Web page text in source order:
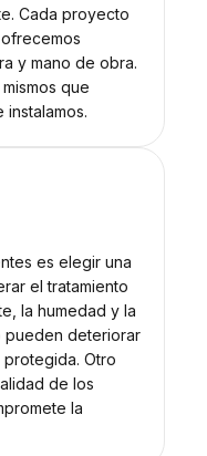
Cada proyecto
y mano de obra.
que
instalamos.
es elegir una
el tratamiento
la humedad y la
pueden deteriorar
Otro
de los
la